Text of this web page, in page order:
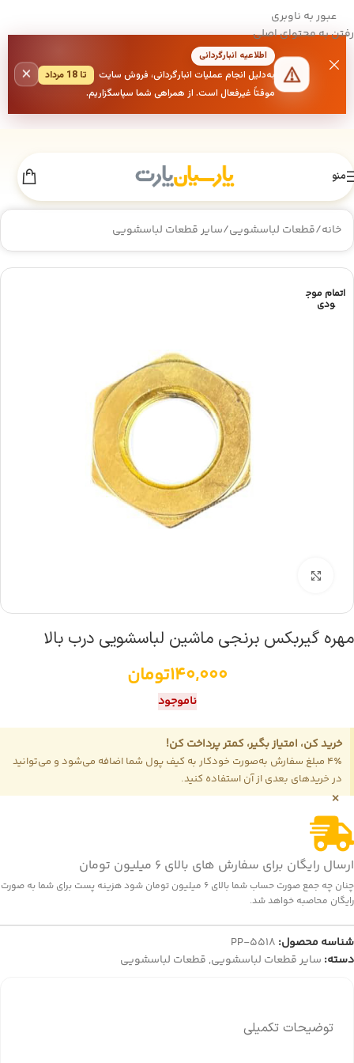
عبور به ناوبری
رفتن به محتوای اصلی
اطلاعیه انبارگردانی
به‌دلیل انجام عملیات انبارگردانی، فروش سایت
تا 18 مرداد
موقتاً غیرفعال است. از همراهی شما سپاسگزاریم.
×
منو
خانه/قطعات لباسشویی/سایر قطعات لباسشویی
اتمام موج
ودی
مهره گیربکس برنجی ماشین لباسشویی درب بالا
140,000تومان
ناموجود
خرید کن، امتیاز بگیر، کمتر پرداخت کن!
4٪ مبلغ سفارش به‌صورت خودکار به کیف پول شما اضافه می‌شود و می‌توانید
در خریدهای بعدی از آن استفاده کنید.
×
ارسال رایگان برای سفارش های بالای 6 میلیون تومان
چنان چه جمع صورت حساب شما بالای 6 میلیون تومان شود هزینه پست برای شما به صورت
رایگان محاصبه خواهد شد.
شناسه محصول: PP-5518
دسته: سایر قطعات لباسشویی, قطعات لباسشویی
توضیحات تکمیلی